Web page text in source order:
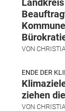
VON
ENDE DER
ziehen
VON